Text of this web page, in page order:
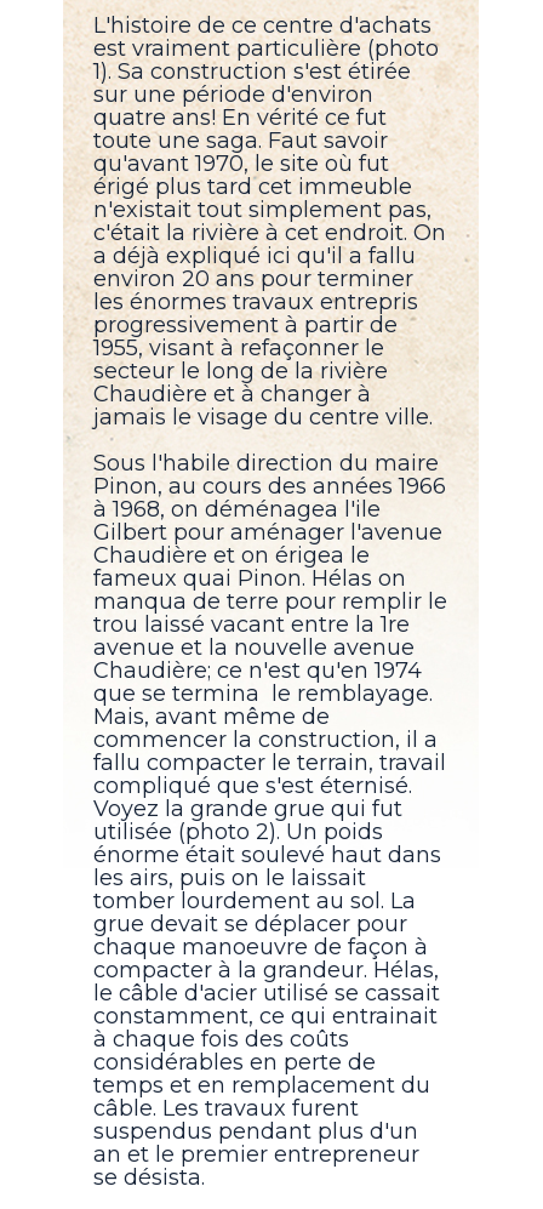
L'histoire de ce centre d'achats
est vraiment particulière (photo
1). Sa construction s'est étirée
sur une période d'environ
quatre ans! En vérité ce fut
toute une saga. Faut savoir
qu'avant 1970, le site où fut
érigé plus tard cet immeuble
n'existait tout simplement pas,
c'était la rivière à cet endroit. On
a déjà expliqué ici qu'il a fallu
environ 20 ans pour terminer
les énormes travaux entrepris
progressivement à partir de
1955, visant à refaçonner le
secteur le long de la rivière
Chaudière et à changer à
jamais le visage du centre ville.
Sous l'habile direction du maire
Pinon, au cours des années 1966
à 1968, on déménagea l'ile
Gilbert pour aménager l'avenue
Chaudière et on érigea le
fameux quai Pinon. Hélas on
manqua de terre pour remplir le
trou laissé vacant entre la 1re
avenue et la nouvelle avenue
Chaudière; ce n'est qu'en 1974
que se termina le remblayage.
Mais, avant même de
commencer la construction, il a
fallu compacter le terrain, travail
compliqué que s'est éternisé.
Voyez la grande grue qui fut
utilisée (photo 2). Un poids
énorme était soulevé haut dans
les airs, puis on le laissait
tomber lourdement au sol. La
grue devait se déplacer pour
chaque manoeuvre de façon à
compacter à la grandeur. Hélas,
le câble d'acier utilisé se cassait
constamment, ce qui entrainait
à chaque fois des coûts
considérables en perte de
temps et en remplacement du
câble. Les travaux furent
suspendus pendant plus d'un
an et le premier entrepreneur
se désista.